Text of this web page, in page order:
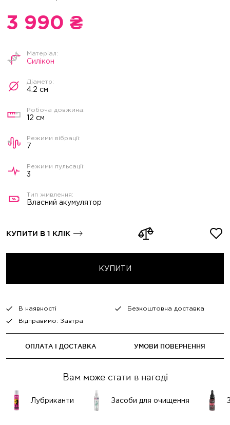
3 990 ₴
КУПИТИ
КУПИТИ В 1 КЛІК
Силікон
4.2 см
12 см
7
3
Власний акумулятор
В наявності
Безкоштовна доставка
Відправимо: Завтра
ОПЛАТА І ДОСТАВКА УМОВИ ПОВЕРНЕННЯ
Вам може стати в нагоді
Лубриканти Засоби для очищення